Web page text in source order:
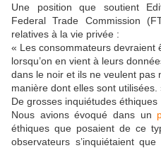
Une position que soutient
Federal Trade Commission
relatives à la vie privée :
« Les consommateurs devraient
lorsqu’on en vient à leurs
dans le noir et ils ne veulent pas
manière dont elles sont utilisées.
De grosses inquiétudes éthiques
Nous avions évoqué dans un
éthiques que posaient de ce
observateurs s’inquiétaient